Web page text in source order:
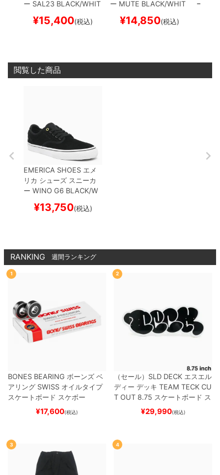
ー SAL23 BLACK/WHIT
¥15,400(税込)
ー MUTE BLACK/WHIT
¥14,850(税込)
ー
閲覧した商品
EMERICA SHOES エメ
リカ シューズ スニーカ
ー WINO G6 BLACK/W
ケボー
¥13,750(税込)
RANKING 週間ランキング
1
BONES BEARING ボーンズ ベ
アリング SWISS オイルタイプ
スケートボード スケボー
¥17,600(税込)
2
（セール） SLD DECK エスエル
ディー デッキ TEAM TECK CU
T OUT 8.75 スケートボード ス
¥29,990(税込)
3 4